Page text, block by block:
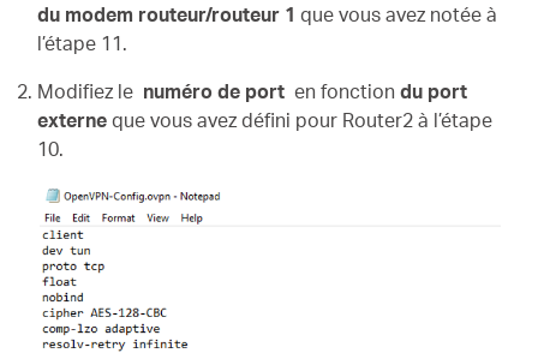
du modem routeur/routeur 1 que vous avez notée à
l’étape 11.
Modifiez le numéro de port en fonctiondu port
externe que vous avez défini pour Router2 à l’étape
10.